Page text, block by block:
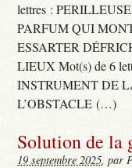
lettres :
PARFUM QUI
ESSARTER
LIEUX Mot(s) de 6
INSTRUMENT DE
L’OBSTACLE (…)
Solution de la
19 septembre 2025, par